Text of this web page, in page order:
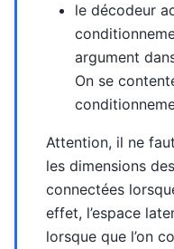
le décodeur
argument
On se
Attention, il ne
les dimensions
connectées
effet, l’espace
lorsque que l’on